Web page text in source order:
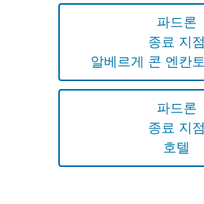
파드론
종료 지점
알베르게 콘 엔칸
파드론
종료 지점
호텔